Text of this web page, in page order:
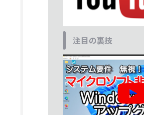
注目の裏技